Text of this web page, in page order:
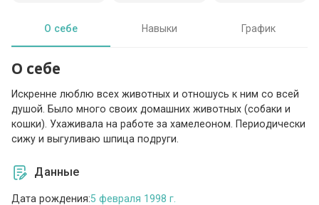
О себе Навыки График
О себе
Искренне люблю всех животных и отношусь к ним со всей
душой. Было много своих домашних животных (собаки и
кошки). Ухаживала на работе за хамелеоном. Периодически
сижу и выгуливаю шпица подруги.
Данные
Дата рождения:5 февраля 1998 г.